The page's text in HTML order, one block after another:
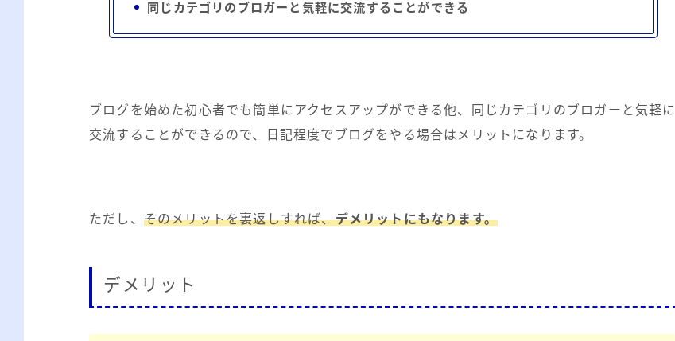
同じカテゴリのブロガーと気軽に交流することができる
ブログを始めた初心者でも簡単にアクセスアップができる他、同じカテゴリのブロガーと気軽に
交流することができるので、日記程度でブログをやる場合はメリットになります。
ただし、 そのメリットを裏返しすれば、デメリットにもなります。
デメリット